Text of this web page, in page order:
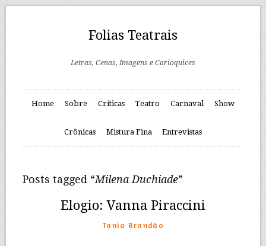
Folias Teatrais
Letras, Cenas, Imagens e Carioquices
Home Sobre Críticas Teatro Carnaval Show
Crônicas Mistura Fina Entrevistas
Posts tagged “Milena Duchiade”
Elogio: Vanna Piraccini
Tania Brandão